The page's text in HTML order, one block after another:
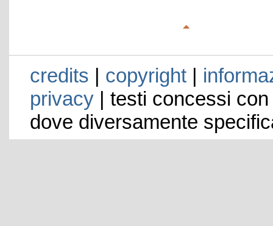
credits | copyright|
privacy| testi concessi
dove diversamente